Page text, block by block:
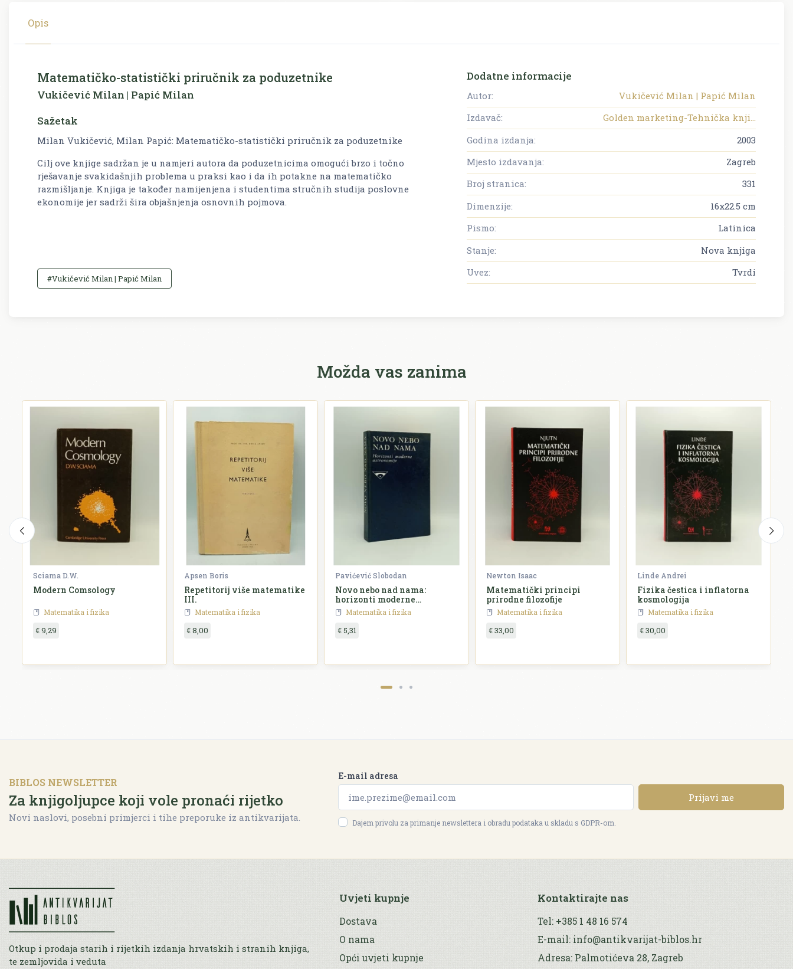
Opis
Matematičko-statistički priručnik za poduzetnike
Vukičević Milan | Papić Milan
Sažetak
Milan Vukičević, Milan Papić: Matematičko-statistički priručnik za poduzetnike
Cilj ove knjige sadržan je u namjeri autora da poduzetnicima omogući brzo i točno
rješavanje svakidašnjih problema u praksi kao i da ih potakne na matematičko
razmišljanje. Knjiga je također namijenjena i studentima stručnih studija poslovne
ekonomije jer sadrži šira objašnjenja osnovnih pojmova.
#Vukičević Milan | Papić Milan
Dodatne informacije
Autor:
Vukičević Milan | Papić Milan
Izdavač:
Golden marketing-Tehnička knji...
Godina izdanja:
2003
Mjesto izdavanja:
Zagreb
Broj stranica:
331
Dimenzije:
16x22.5 cm
Pismo:
Latinica
Stanje:
Nova knjiga
Uvez:
Tvrdi
Možda vas zanima
Sciama D.W.
Modern Comsology
Matematika i fizika
€ 9,29
Apsen Boris
Repetitorij više matematike
III.
Matematika i fizika
€ 8,00
Pavićević Slobodan
Novo nebo nad nama:
horizonti moderne
astronomije
Matematika i fizika
€ 5,31
Newton Isaac
Matematički principi
prirodne filozofije
Matematika i fizika
€ 33,00
Linde Andrei
Fizika čestica i inflatorna
kosmologija
Matematika i fizika
€ 30,00
BIBLOS NEWSLETTER
Za knjigoljupce koji vole pronaći rijetko
Novi naslovi, posebni primjerci i tihe preporuke iz antikvarijata.
E-mail adresa
Prijavi me
Dajem privolu za primanje newslettera i obradu podataka u skladu s GDPR-om.
Otkup i prodaja starih i rijetkih izdanja hrvatskih i stranih knjiga,
te zemljovida i veduta
Uvjeti kupnje
Dostava
O nama
Opći uvjeti kupnje
Kontaktirajte nas
Tel: +385 1 48 16 574
E-mail: info@antikvarijat-biblos.hr
Adresa: Palmotićeva 28, Zagreb